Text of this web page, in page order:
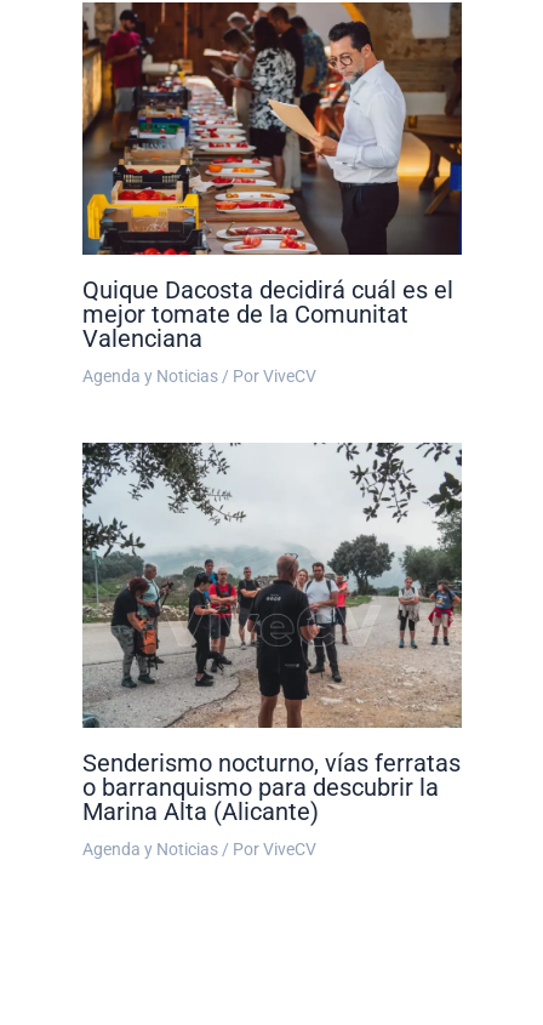
Quique Dacosta decidirá cuál es el
mejor tomate de la Comunitat
Valenciana
Agenda y Noticias/ PorViveCV
Senderismo nocturno, vías ferratas
o barranquismo para descubrir la
Marina Alta (Alicante)
Agenda y Noticias/ PorViveCV